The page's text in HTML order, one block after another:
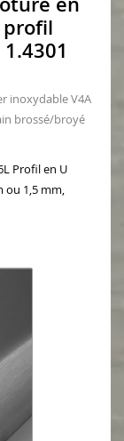
profil
inoxydable V4A
brossé/broyé
Profil en U
ou 1,5 mm,